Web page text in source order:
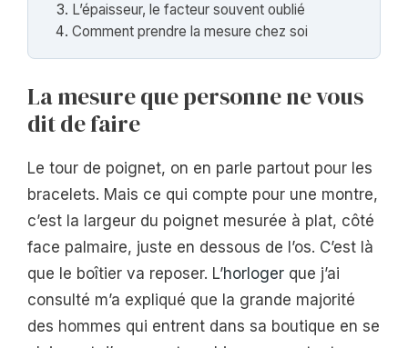
L’épaisseur, le facteur souvent oublié
Comment prendre la mesure chez soi
La mesure que personne ne vous
dit de faire
Le tour de poignet, on en parle partout pour les
bracelets. Mais ce qui compte pour une montre,
c’est la largeur du poignet mesurée à plat, côté
face palmaire, juste en dessous de l’os. C’est là
que le boîtier va reposer. L’horloger que j’ai
consulté m’a expliqué que la grande majorité
des hommes qui entrent dans sa boutique en se